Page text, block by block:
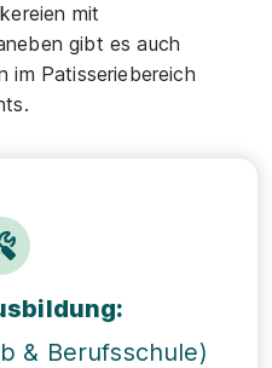
mit
gibt es auch
im Patisseriebereich
& Berufsschule)